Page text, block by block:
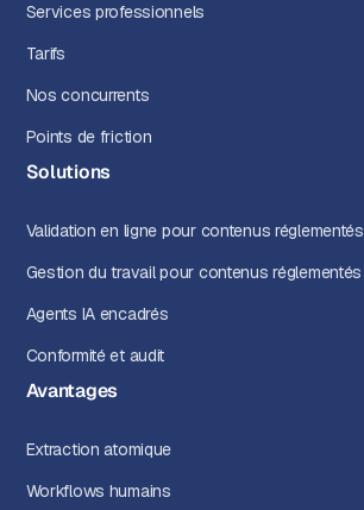
Services professionnels
Tarifs
Nos concurrents
Points de friction
Solutions
Validation en ligne pour contenus réglementés
Gestion du travail pour contenus réglementés
Agents IA encadrés
Conformité et audit
Avantages
Extraction atomique
Workflows humains